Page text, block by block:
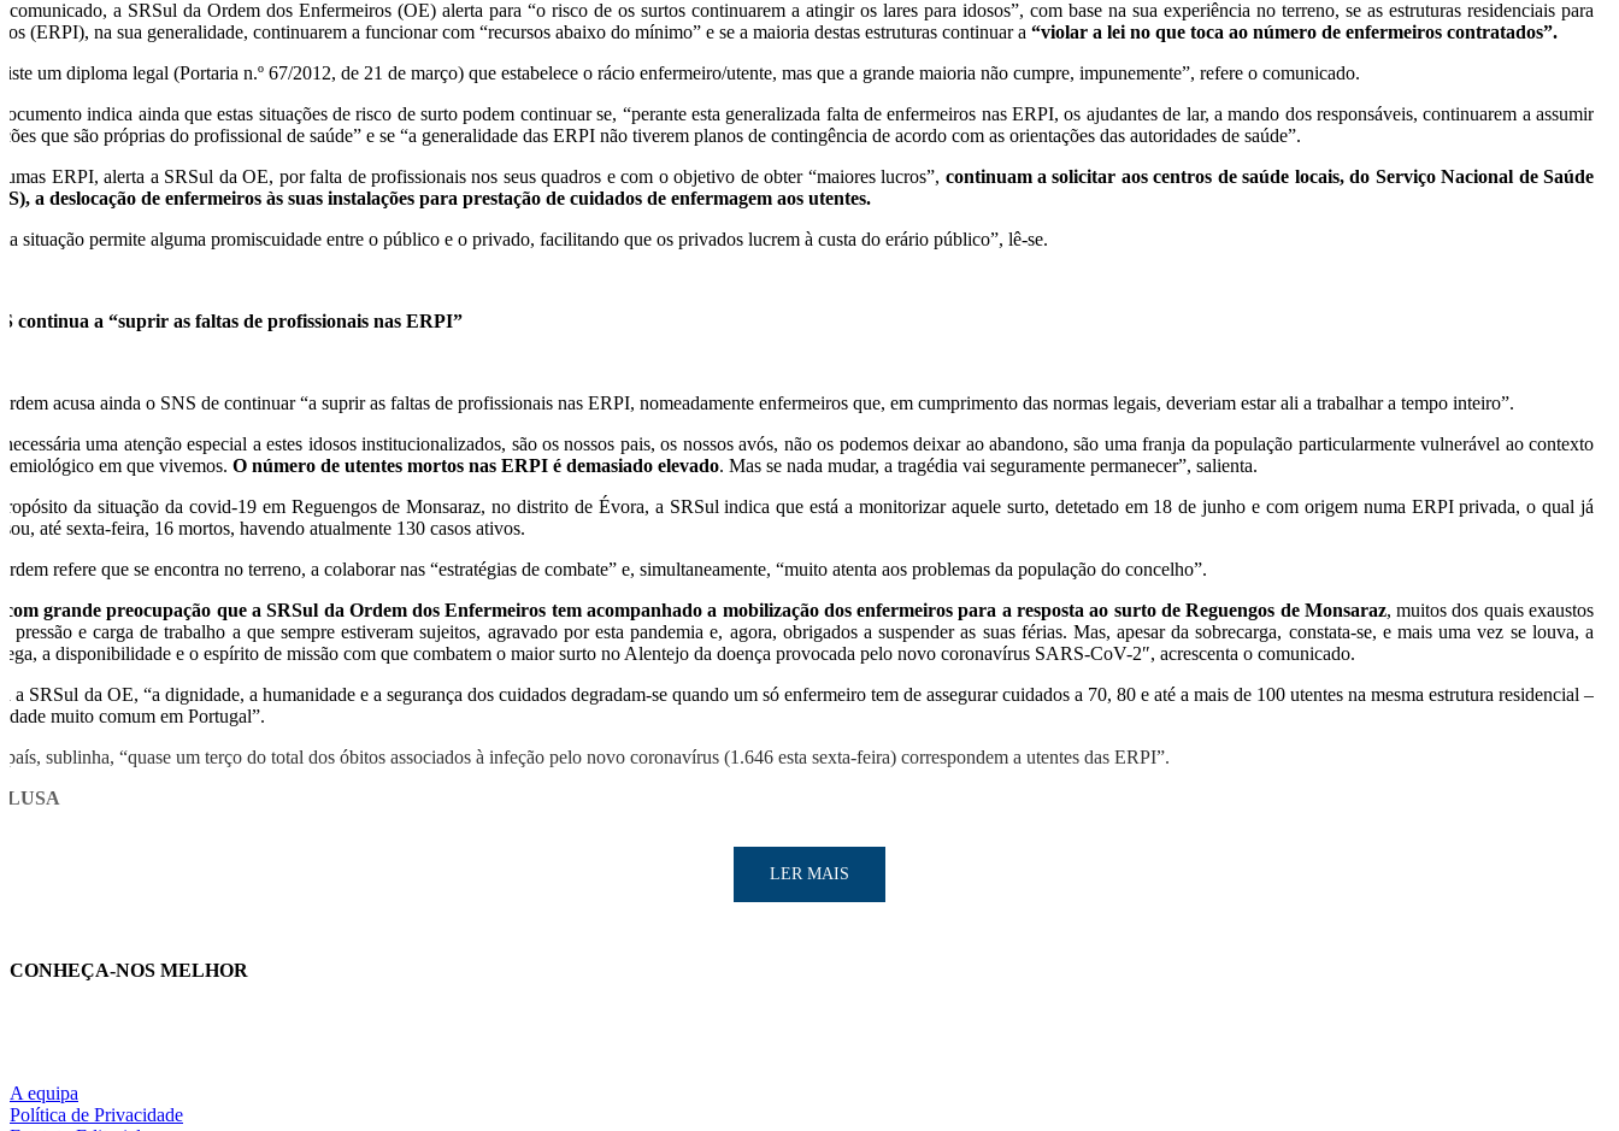
comunicado, a SRSul da Ordem dos Enfermeiros (OE) alerta para “o risco de os surtos continuarem a atingir os lares para idosos”, com base na sua experiência no terreno, se as estruturas residenciais para
(ERPI), na sua generalidade, continuarem a funcionar com “recursos abaixo do mínimo” e se a maioria destas estruturas continuar a“violar a lei no que toca ao número de enfermeiros contratados”.
um diploma legal (Portaria n.º 67/2012, de 21 de março) que estabelece o rácio enfermeiro/utente, mas que a grande maioria não cumpre, impunemente”, refere o comunicado.
indica ainda que estas situações de risco de surto podem continuar se, “perante esta generalizada falta de enfermeiros nas ERPI, os ajudantes de lar, a mando dos responsáveis, continuarem a assumir
que são próprias do profissional de saúde” e se “a generalidade das ERPI não tiverem planos de contingência de acordo com as orientações das autoridades de saúde”.
ERPI, alerta a SRSul da OE, por falta de profissionais nos seus quadros e com o objetivo de obter “maiores lucros”, continuam a solicitar aos centros de saúde locais, do Serviço Nacional de Saúde
a deslocação de enfermeiros às suas instalações para prestação de cuidados de enfermagem aos utentes.
situação permite alguma promiscuidade entre o público e o privado, facilitando que os privados lucrem à custa do erário público”, lê-se.
continua a “suprir as faltas de profissionais nas ERPI”
acusa ainda o SNS de continuar “a suprir as faltas de profissionais nas ERPI, nomeadamente enfermeiros que, em cumprimento das normas legais, deveriam estar ali a trabalhar a tempo inteiro”.
uma atenção especial a estes idosos institucionalizados, são os nossos pais, os nossos avós, não os podemos deixar ao abandono, são uma franja da população particularmente vulnerável ao contexto
em que vivemos.O número de utentes mortos nas ERPI é demasiado elevado. Mas se nada mudar, a tragédia vai seguramente permanecer”, salienta.
da situação da covid-19 em Reguengos de Monsaraz, no distrito de Évora, a SRSul indica que está a monitorizar aquele surto, detetado em 18 de junho e com origem numa ERPI privada, o qual já
até sexta-feira, 16 mortos, havendo atualmente 130 casos ativos.
refere que se encontra no terreno, a colaborar nas “estratégias de combate” e, simultaneamente, “muito atenta aos problemas da população do concelho”.
grande preocupação que a SRSul da Ordem dos Enfermeiros tem acompanhado a mobilização dos enfermeiros para a resposta ao surto de Reguengos de Monsaraz, muitos dos quais exaustos
pressão e carga de trabalho a que sempre estiveram sujeitos, agravado por esta pandemia e, agora, obrigados a suspender as suas férias. Mas, apesar da sobrecarga, constata-se, e mais uma vez se louva, a
a disponibilidade e o espírito de missão com que combatem o maior surto no Alentejo da doença provocada pelo novo coronavírus SARS-CoV-2″, acrescenta o comunicado.
a SRSul da OE, “a dignidade, a humanidade e a segurança dos cuidados degradam-se quando um só enfermeiro tem de assegurar cuidados a 70, 80 e até a mais de 100 utentes na mesma estrutura residencial –
muito comum em Portugal”.
país, sublinha, “quase um terço do total dos óbitos associados à infeção pelo novo coronavírus (1.646 esta sexta-feira) correspondem a utentes das ERPI”.
LUSA
LER MAIS
CONHEÇA-NOS MELHOR
A equipa
Política de Privacidade